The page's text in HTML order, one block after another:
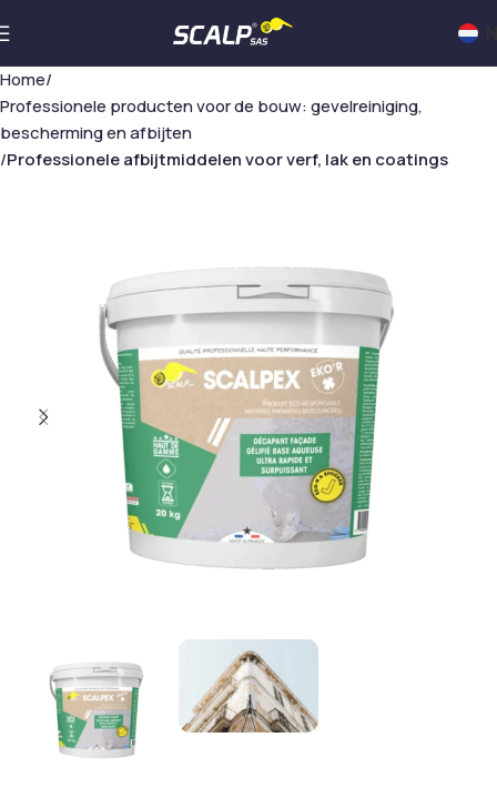
Home
Professionele producten voor de bouw: gevelreiniging,
bescherming en afbijten
Professionele afbijtmiddelen voor verf, lak en coatings